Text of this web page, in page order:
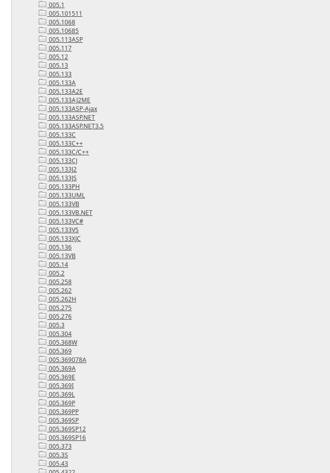
005.1
005.101511
005.1068
005.10685
005.113ASP
005.117
005.12
005.13
005.133
005.133A
005.133A2E
005.133AJ2ME
005.133ASP-Ajax
005.133ASP.NET
005.133ASP.NET3.5
005.133C
005.133C++
005.133C/C++
005.133CJ
005.133J2
005.133JS
005.133PH
005.133UML
005.133VB
005.133VB.NET
005.133VC#
005.133VS
005.133XJC
005.136
005.13VB
005.14
005.2
005.258
005.262
005.262H
005.275
005.276
005.3
005.304
005.368W
005.369
005.369078A
005.369A
005.369E
005.369I
005.369L
005.369P
005.369PP
005.369SP
005.369SP12
005.369SP16
005.373
005.3S
005.43